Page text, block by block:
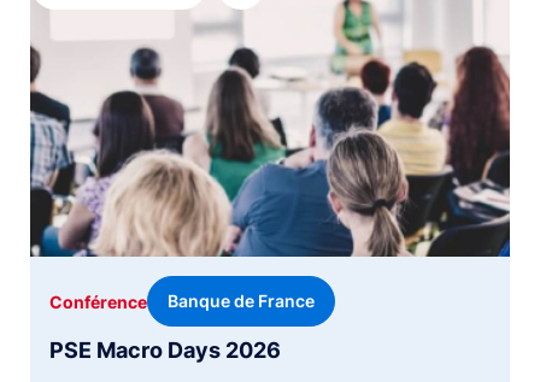
PSE Macro Days 2026
Conférence Banque de France